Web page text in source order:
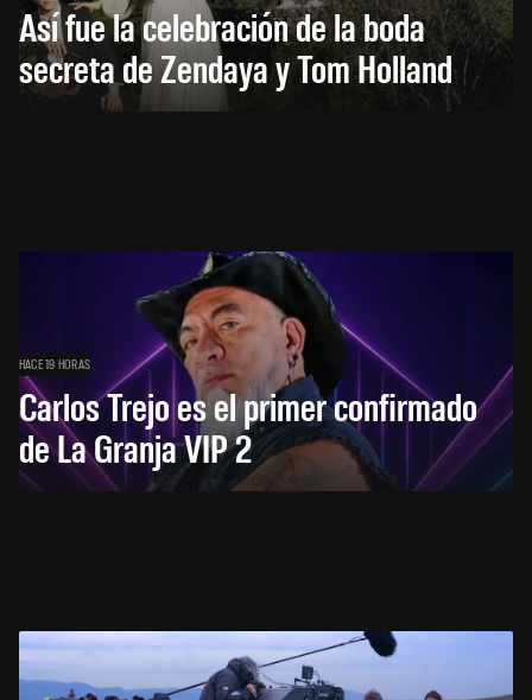
Así fue la celebración de la boda
secreta de Zendaya y Tom Holland
HACE 19 HORAS
Carlos Trejo es el primer confirmado
de La Granja VIP 2